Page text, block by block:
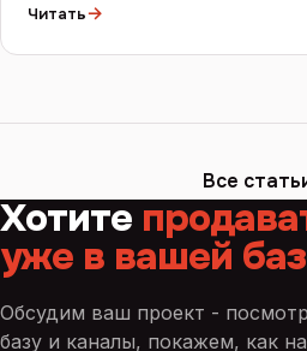
Читать→
Все
Хотите
уже в вашей
Обсудим ваш проект -
базу и каналы, покажем, как